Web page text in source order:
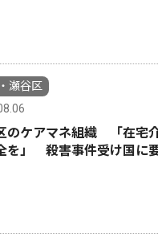
瀬谷区
のケアマネ組織 「在宅
を」 殺害事件受け国に